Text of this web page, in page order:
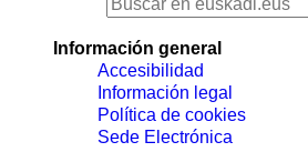
Información general
Accesibilidad
Información legal
Política de cookies
Sede Electrónica